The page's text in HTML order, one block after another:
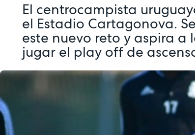
El centrocampista
el Estadio Cartagonova.
este nuevo reto y aspira a
jugar el play off de